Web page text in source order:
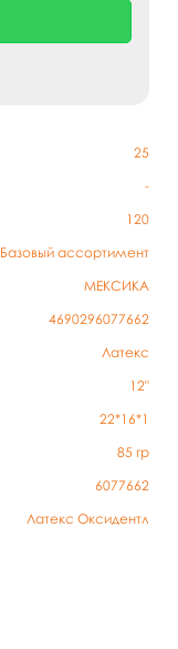
25
-
120
Базовый ассортимент
МЕКСИКА
4690296077662
Латекс
12"
22*16*1
85 гр
6077662
Латекс Оксидентл